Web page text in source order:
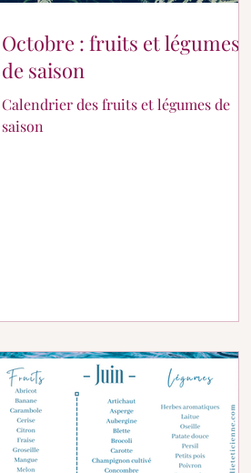
Octobre : fruits et légumes
de saison
Calendrier des fruits et légumes de
saison